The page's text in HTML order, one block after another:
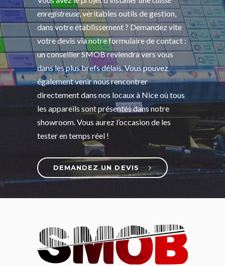
enregistreuse, véritables outils de gestion,
dans votre établissement ? Demandez vite
votre devis via notre formulaire de contact :
un conseiller SMOB reviendra vers vous
dans les plus brefs délais. Vous pouvez
également venir nous rencontrer
directement dans nos locaux à Nice où tous
les appareils sont présentés dans notre
showroom. Vous aurez l’occasion de les
tester en temps réel !
DEMANDEZ UN DEVIS